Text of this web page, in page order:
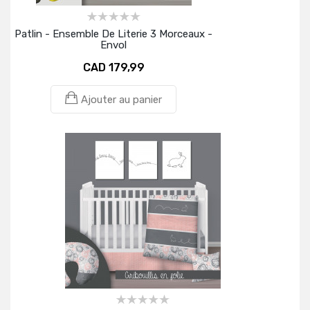
Patlin - Ensemble De Literie 3 Morceaux -
Envol
CAD 179,99
Ajouter au panier